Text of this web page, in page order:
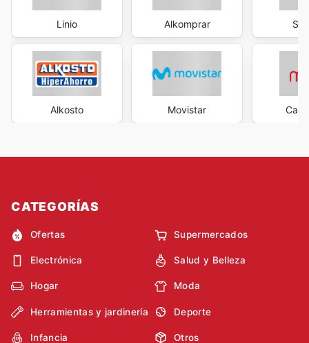
Linio
Alkosto
Alkomprar
Movistar
CATEGORÍAS
Ofertas Supermercados
Electrónica Salud y Belleza
Hogar Moda
Herramientas y jardinería Deporte
Infancia Otros